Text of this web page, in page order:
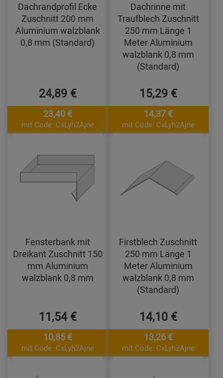
Dachrandprofil Ecke
Zuschnitt 200 mm
Aluminium walzblank
0,8 mm (Standard)
24,89 €
23,40 €
mit Code: CxLyh2Ajne
Dachrinne mit
Traufblech Zuschnitt
250 mm Länge 1
Meter Aluminium
walzblank 0,8 mm
(Standard)
15,29 €
14,37 €
mit Code: CxLyh2Ajne
Fensterbank mit
Dreikant Zuschnitt 150
mm Aluminium
walzblank 0,8 mm
11,54 €
10,85 €
mit Code: CxLyh2Ajne
Firstblech Zuschnitt
250 mm Länge 1
Meter Aluminium
walzblank 0,8 mm
(Standard)
14,10 €
13,26 €
mit Code: CxLyh2Ajne